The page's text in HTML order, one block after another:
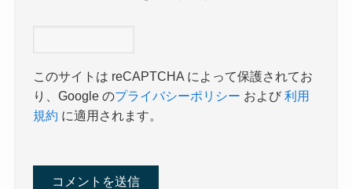
このサイトは reCAPTCHA によって保護されてお
り、Google のプライバシーポリシー および利用
規約 に適用されます。